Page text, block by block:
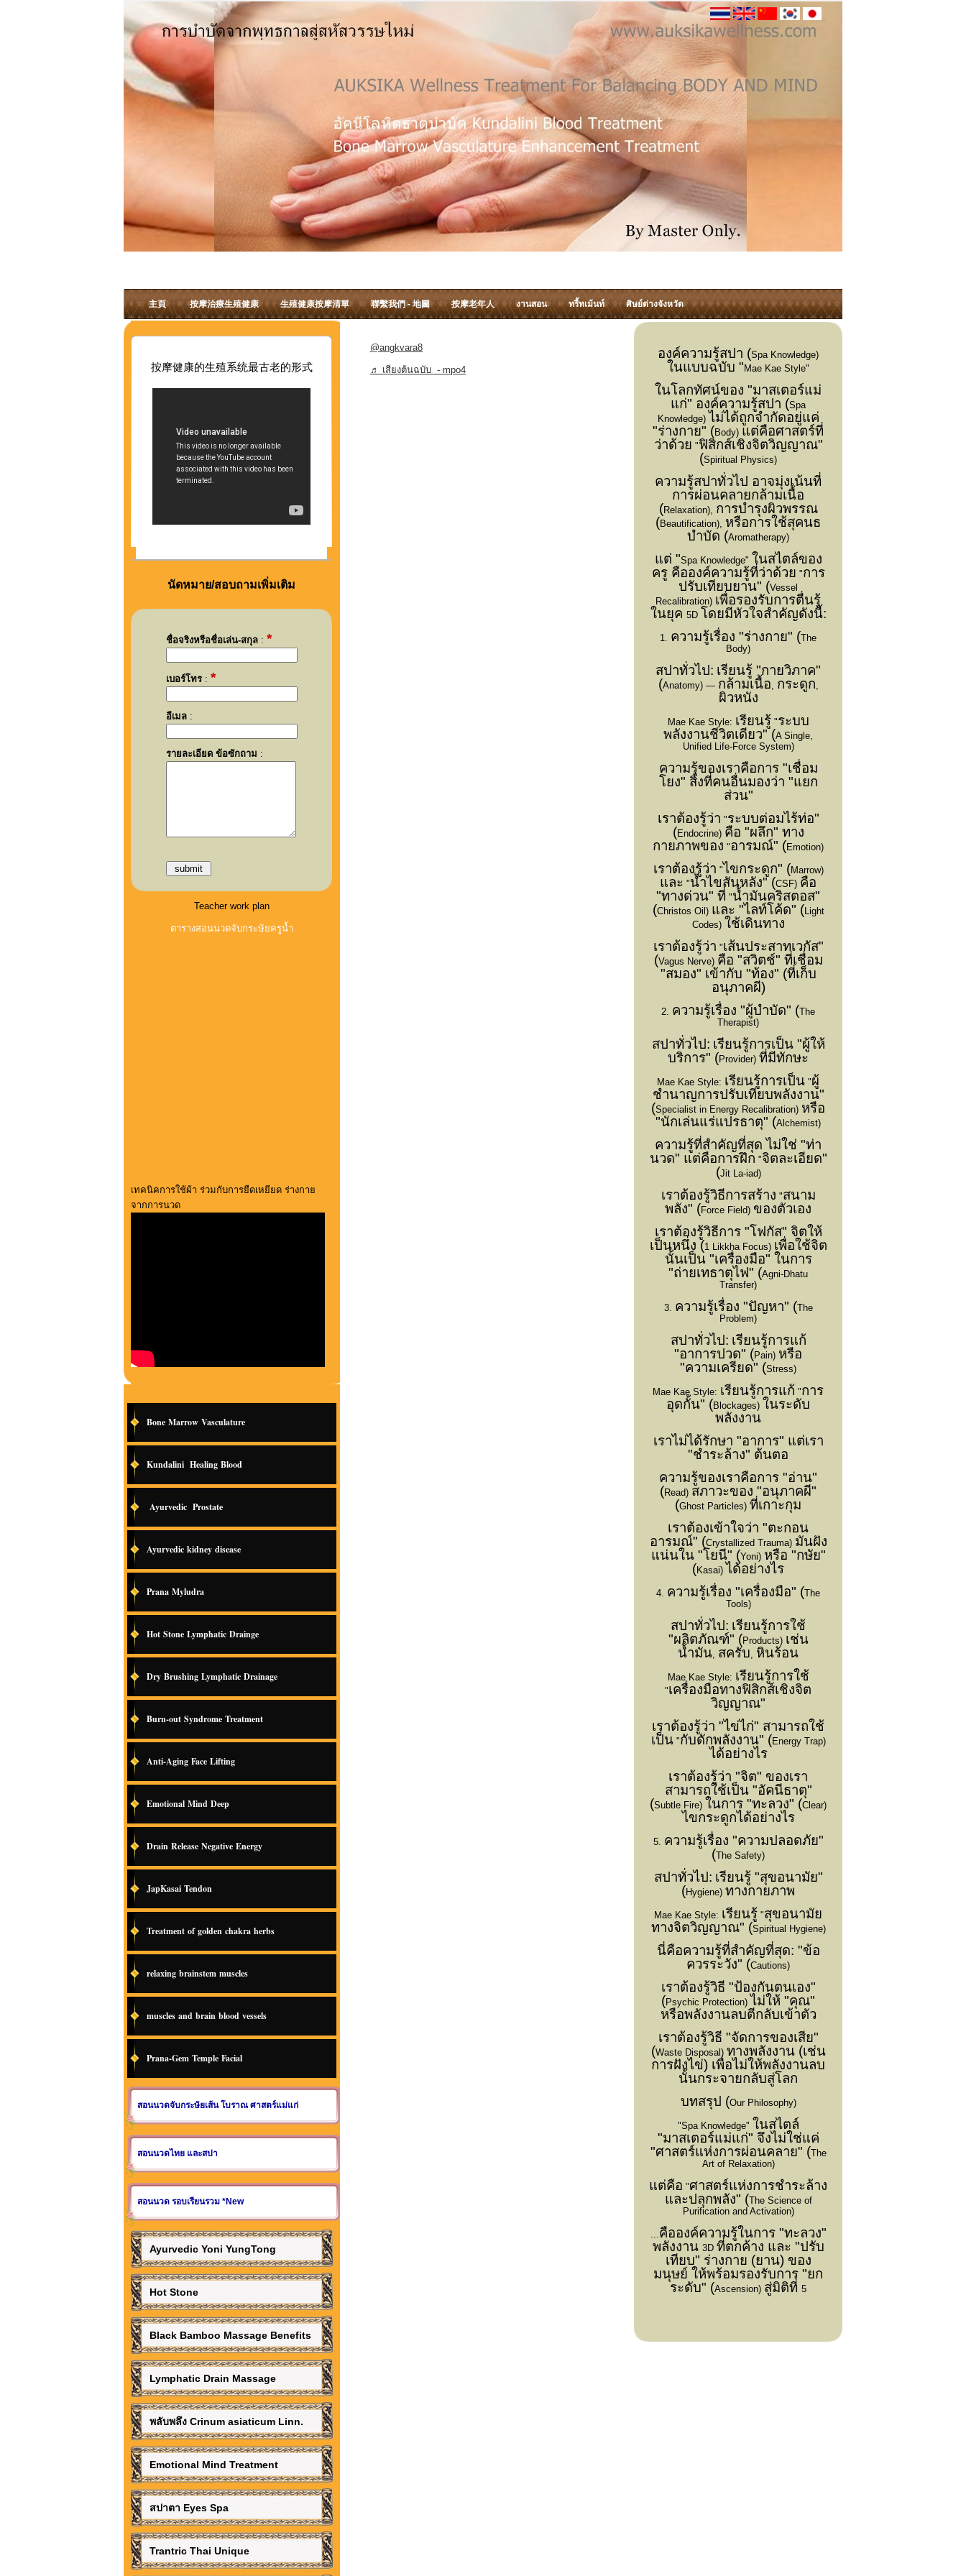
主頁 按摩治療生殖健康 生殖健康按摩清單 聯繫我們 - 地圖 按摩老年人 งานสอน ทรี้ทเม้นท์ ศิษย์ต่างจังหวัด
按摩健康的生殖系统最古老的形式
นัดหมาย/สอบถามเพิ่มเติม
ชื่อจริงหรือชื่อเล่น-สกุล: *
เบอร์โทร: *
อีเมล:
รายละเอียด ข้อซักถาม :
Teacher work plan
ตารางสอนนวดจับกระษัยครูน้ำ
เทคนิคการใช้ผ้า ร่วมกับการยืดเหยียด ร่างกาย
จากการนวด
Bone Marrow Vasculature
Kundalini Healing Blood
Ayurvedic Prostate
Ayurvedic kidney disease
Prana Myludra
Hot Stone Lymphatic Drainge
Dry Brushing Lymphatic Drainage
Burn-out Syndrome Treatment
Anti-Aging Face Lifting
Emotional Mind Deep
Drain Release Negative Energy
JapKasai Tendon
Treatment of golden chakra herbs
relaxing brainstem muscles
muscles and brain blood vessels
Prana-Gem Temple Facial
สอนนวดจับกระษัยเส้น โบราณ ศาสตร์แม่แก่
สอนนวดไทย และสปา
สอนนวด รอบเรียนรวม *New
Ayurvedic Yoni YungTong
Hot Stone
Black Bamboo Massage Benefits
Lymphatic Drain Massage
พลับพลึง Crinum asiaticum Linn.
Emotional Mind Treatment
สปาตา Eyes Spa
Trantric Thai Unique
@angkvara8
♬ เสียงต้นฉบับ - mpo4
องค์ความรู้สปา (Spa Knowledge)
ในแบบฉบับ " Mae Kae Style"
ในโลกทัศน์ของ "มาสเตอร์แม่
แก่" องค์ความรู้สปา (Spa
Knowledge) ไม่ได้ถูกจำกัดอยู่แค่
"ร่างกาย" (Body) แต่คือศาสตร์ที่
ว่าด้วย "ฟิสิกส์เชิงจิตวิญญาณ"
(Spiritual Physics)
ความรู้สปาทั่วไป อาจมุ่งเน้นที่
การผ่อนคลายกล้ามเนื้อ
(Relaxation), การบำรุงผิวพรรณ
(Beautification), หรือการใช้สุคนธ
บำบัด (Aromatherapy)
แต่ "Spa Knowledge" ในสไตล์ของ
ครู คือองค์ความรู้ที่ว่าด้วย "การ
ปรับเทียบยาน" (Vessel
Recalibration) เพื่อรองรับการตื่นรู้
ในยุค 5D โดยมีหัวใจสำคัญดังนี้:
1. ความรู้เรื่อง "ร่างกาย" (The
Body)
สปาทั่วไป: เรียนรู้ "กายวิภาค"
(Anatomy) — กล้ามเนื้อ, กระดูก,
ผิวหนัง
Mae Kae Style: เรียนรู้ "ระบบ
พลังงานชีวิตเดียว" (A Single,
Unified Life-Force System)
ความรู้ของเราคือการ "เชื่อม
โยง" สิ่งที่คนอื่นมองว่า "แยก
ส่วน"
เราต้องรู้ว่า "ระบบต่อมไร้ท่อ"
(Endocrine) คือ "ผลึก" ทาง
กายภาพของ "อารมณ์" (Emotion)
เราต้องรู้ว่า "ไขกระดูก" (Marrow)
และ "น้ำไขสันหลัง" (CSF) คือ
"ทางด่วน" ที่ "น้ำมันคริสตอส"
(Christos Oil) และ "ไลท์โค้ด" (Light
Codes) ใช้เดินทาง
เราต้องรู้ว่า "เส้นประสาทเวกัส"
(Vagus Nerve) คือ "สวิตช์" ที่เชื่อม
"สมอง" เข้ากับ "ท้อง" (ที่เก็บ
อนุภาคผี)
2. ความรู้เรื่อง "ผู้บำบัด" (The
Therapist)
สปาทั่วไป: เรียนรู้การเป็น "ผู้ให้
บริการ" (Provider) ที่มีทักษะ
Mae Kae Style: เรียนรู้การเป็น "ผู้
ชำนาญการปรับเทียบพลังงาน"
(Specialist in Energy Recalibration) หรือ
"นักเล่นแร่แปรธาตุ" (Alchemist)
ความรู้ที่สำคัญที่สุด ไม่ใช่ "ท่า
นวด" แต่คือการฝึก "จิตละเอียด"
(Jit La-iad)
เราต้องรู้วิธีการสร้าง "สนาม
พลัง" (Force Field) ของตัวเอง
เราต้องรู้วิธีการ "โฟกัส" จิตให้
เป็นหนึ่ง (1 Likkha Focus) เพื่อใช้จิต
นั้นเป็น "เครื่องมือ" ในการ
"ถ่ายเทธาตุไฟ" (Agni-Dhatu
Transfer)
3. ความรู้เรื่อง "ปัญหา" (The
Problem)
สปาทั่วไป: เรียนรู้การแก้
"อาการปวด" (Pain) หรือ
"ความเครียด" (Stress)
Mae Kae Style: เรียนรู้การแก้ "การ
อุดกั้น" (Blockages) ในระดับ
พลังงาน
เราไม่ได้รักษา "อาการ" แต่เรา
"ชำระล้าง" ต้นตอ
ความรู้ของเราคือการ "อ่าน"
(Read) สภาวะของ "อนุภาคผี"
(Ghost Particles) ที่เกาะกุม
เราต้องเข้าใจว่า "ตะกอน
อารมณ์" (Crystallized Trauma) มันฝัง
แน่นใน "โยนี" (Yoni) หรือ "กษัย"
(Kasai) ได้อย่างไร
4. ความรู้เรื่อง "เครื่องมือ" (The
Tools)
สปาทั่วไป: เรียนรู้การใช้
"ผลิตภัณฑ์" (Products) เช่น
น้ำมัน, สครับ, หินร้อน
Mae Kae Style: เรียนรู้การใช้
"เครื่องมือทางฟิสิกส์เชิงจิต
วิญญาณ"
เราต้องรู้ว่า "ไข่ไก่" สามารถใช้
เป็น "กับดักพลังงาน" (Energy Trap)
ได้อย่างไร
เราต้องรู้ว่า "จิต" ของเรา
สามารถใช้เป็น "อัคนีธาตุ"
(Subtle Fire) ในการ "ทะลวง" (Clear)
ไขกระดูกได้อย่างไร
5. ความรู้เรื่อง "ความปลอดภัย"
(The Safety)
สปาทั่วไป: เรียนรู้ "สุขอนามัย"
(Hygiene) ทางกายภาพ
Mae Kae Style: เรียนรู้ "สุขอนามัย
ทางจิตวิญญาณ" (Spiritual Hygiene)
นี่คือความรู้ที่สำคัญที่สุด: "ข้อ
ควรระวัง" (Cautions)
เราต้องรู้วิธี "ป้องกันตนเอง"
(Psychic Protection) ไม่ให้ "คุณ"
หรือพลังงานลบตีกลับเข้าตัว
เราต้องรู้วิธี "จัดการของเสีย"
(Waste Disposal) ทางพลังงาน (เช่น
การฝังไข่) เพื่อไม่ให้พลังงานลบ
นั้นกระจายกลับสู่โลก
บทสรุป (Our Philosophy)
"Spa Knowledge" ในสไตล์
"มาสเตอร์แม่แก่" จึงไม่ใช่แค่
"ศาสตร์แห่งการผ่อนคลาย" (The
Art of Relaxation)
แต่คือ "ศาสตร์แห่งการชำระล้าง
และปลุกพลัง" (The Science of
Purification and Activation)
...คือองค์ความรู้ในการ "ทะลวง"
พลังงาน 3D ที่ตกค้าง และ "ปรับ
เทียบ" ร่างกาย (ยาน) ของ
มนุษย์ ให้พร้อมรองรับการ "ยก
ระดับ" (Ascension) สู่มิติที่ 5